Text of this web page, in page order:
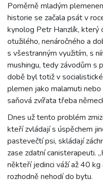
Poměrně mladým
historie se začala psát v
kynolog Petr Hanzlík,
otužilého, nenáročného a
s všestranným využitím, s
mushingu, tedy závodům s
době byl totiž v
plemen jako malamuti
saňová zvířata třeba
Dnes už tento problém
kteří zvládají s úspěchem
pastevečtí psi, skládají
zase zdatní canisterapeuti.
někteří jedinci váží až 40
rozhodně nehodí do bytu.